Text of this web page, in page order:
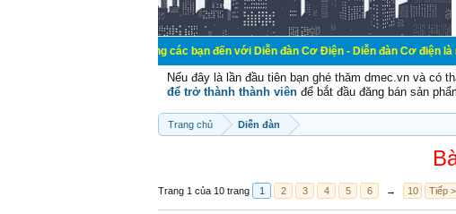
Chào mừng các bạn đến với Diễn đàn Cơ Điện - Diễn đàn Cơ điện là nơi chia
Nếu đây là lần đầu tiên bạn ghé thăm dmec.vn và có
để trở thành thành viên để bắt đầu đăng bán sản
Trang chủ Diễn đàn
Trang 1 của 10 trang 1 2 3 4 5 6 → 10 Tiếp >